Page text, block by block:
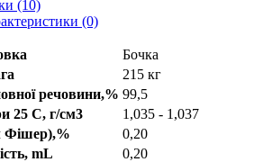
(10)
(0)
Бочка
215 кг
речовини,% 99,5
25 С, г/см3
1,035 - 1,037
Фішер),%
0,20
mL
0,20